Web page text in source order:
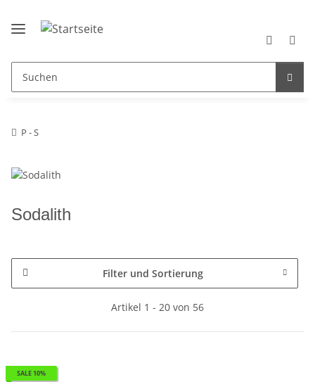
P - S
Sodalith
Filter und Sortierung
Artikel 1 - 20 von 56
SALE 10%